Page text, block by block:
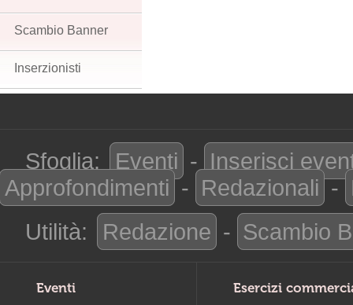
Scambio Banner
Inserzionisti
Sfoglia: Eventi - Inserisci
Approfondimenti - Redazionali -
Utilità:
Redazione - Scambio
Eventi Esercizi